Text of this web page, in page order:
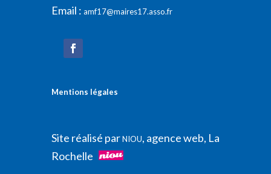
Email : amf17@maires17.asso.fr
Mentions légales
Site réalisé parNIOU, agence web, La
Rochelle